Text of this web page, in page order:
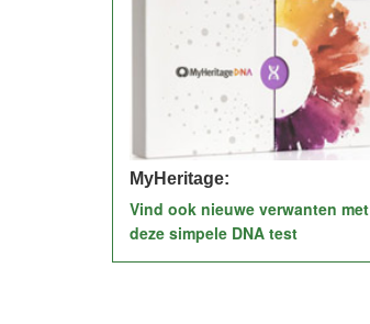
MyHeritage:
Vind ook nieuwe verwanten met
deze simpele DNA test